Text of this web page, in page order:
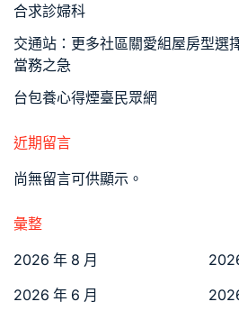
合求診婦科
交通站：更多社區關愛組屋房型選
當務之急
台包養心得煙臺民眾網
近期留言
尚無留言可供顯示。
彙整
2026 年 8 月
2026 年 6 月